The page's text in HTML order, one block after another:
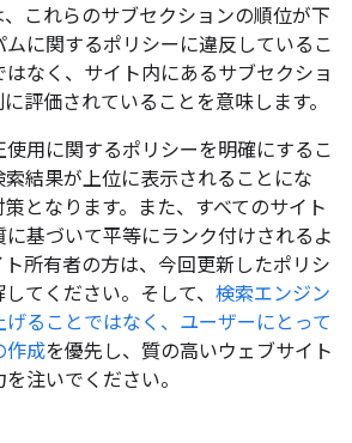
、これらのサブセクションの順位が下
に関するポリシーに違反しているこ
はなく、サイト内にあるサブセクショ
評価されていることを意味します。
用に関するポリシーを明確にするこ
索結果が上位に表示されることにな
となります。また、すべてのサイト
基づいて平等にランク付けされるよ
ト所有者の方は、今回更新したポリシ
てください。そして、 検索エンジン
ることではなく、ユーザーにとって
作成を優先し、質の高いウェブサイト
注いでください。